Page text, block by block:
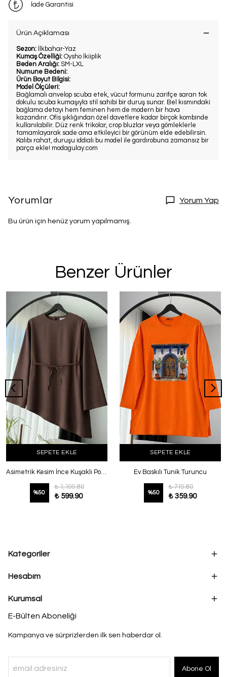
İade Garantisi
Ürün Açıklaması
Sezon: İlkbahar-Yaz
Kumaş Özelliği: Oysho İkiiplik
Beden Aralığı: SM-LXL
Numune Bedeni:
Ürün Boyut Bilgisi:
Model Ölçüleri:
Bağlamalı anvelop scuba etek, vücut formunu zarifçe saran tok
dokulu scuba kumaşıyla stil sahibi bir duruş sunar. Bel kısmındaki
bağlama detayı hem feminen hem de modern bir hava
kazandırır. Ofis şıklığından özel davetlere kadar birçok kombinde
kullanılabilir. Düz renk trikolar, crop bluzlar veya gömleklerle
tamamlayarak sade ama etkileyici bir görünüm elde edebilirsin.
Kalıbı rahat, duruşu iddialı bu model ile gardırobuna zamansız bir
parça ekle! modagulay.com
Yorumlar Yorum Yap
Bu ürün için henüz yorum yapılmamış.
Benzer Ürünler
SEPETE EKLE
Asimetrik Kesim İnce Kuşaklı Poplin Tunik Kahve
%50
₺ 1,199.80
₺ 599.90
SEPETE EKLE
Ev Baskılı Tunik Turuncu
%50
₺ 719.80
₺ 359.90
Kategoriler
Hesabım
Kurumsal
E-Bülten Aboneliği
Kampanya ve sürprizlerden ilk sen haberdar ol.
Abone Ol